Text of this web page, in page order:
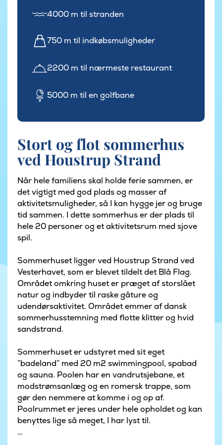
4000 m til stranden
750 m til indkøbsmuligheder
2200 m til nærmeste restaurant
5000 m til en golfbane
Stort og flot sommerhus
ved Houstrup Strand
Når hele familiens skal holde ferie sammen, er
det vigtigt med god plads og masser af
aktivitetsmuligheder, så I kan hygge jer og bruge
tid sammen. I dette sommerhus er der plads til
hele 20 personer og et aktivitetsrum med sjove
spil.
Sommerhuset ligger ved Houstrup Strand ved
Vesterhavet, som er blevet tildelt det Blå Flag.
Området omkring huset er præget af storslået
natur og indbyder til raske gåture og
udendørsaktivitet. Området emmer af dansk
sommerhusstemning med flotte klitter og hvid
sandstrand.
Sommerhuset er udstyret med sit eget
”badeland” med 20 m2 swimmingpool, spabad
og sauna. Poolen har en vandrutsjebane, et
modstrømsanlæg og en romersk trappe, som
gør den nemmere at komme i og op af.
Poolrummet er jeres under hele opholdet og kan
benyttes lige så meget, I har lyst til.